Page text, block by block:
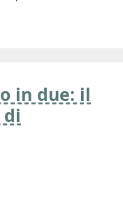
in due: il
di